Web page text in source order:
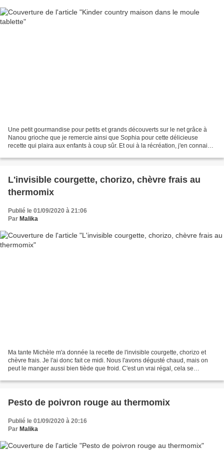
Une petit gourmandise pour petits et grands découverts sur le net grâce à
Nanou grioche que je remercie ainsi que Sophia pour cette délicieuse
recette qui plaira aux enfants à coup sûr. Et oui à la récréation, j'en connais
L'invisible courgette, chorizo, chèvre frais au
thermomix
Publié le 01/09/2020 à 21:06
Par Malika
Ma tante Michèle m'a donnée la recette de l'invisible courgette, chorizo et
chèvre frais. Je l'ai donc fait ce midi. Nous l'avons dégusté chaud, mais on
peut le manger aussi bien tiède que froid. C'est un vrai régal, cela se
Pesto de poivron rouge au thermomix
Publié le 01/09/2020 à 20:16
Par Malika